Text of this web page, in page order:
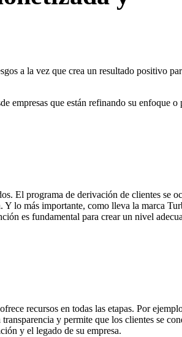
a la vez que crea un resultado positivo
empresas que están refinando su enfoque
El programa de derivación de clientes se
lo más importante, como lleva la marca
es fundamental para crear un nivel
recursos en todas las etapas. Por
y permite que los clientes se
y el legado de su empresa.